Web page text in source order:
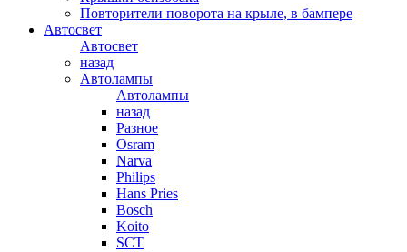
Повторители поворота на крыле, в бампере
Автосвет
Автосвет
назад
Автолампы
Автолампы
назад
Разное
Osram
Narva
Philips
Hans Pries
Bosch
Koito
SCT